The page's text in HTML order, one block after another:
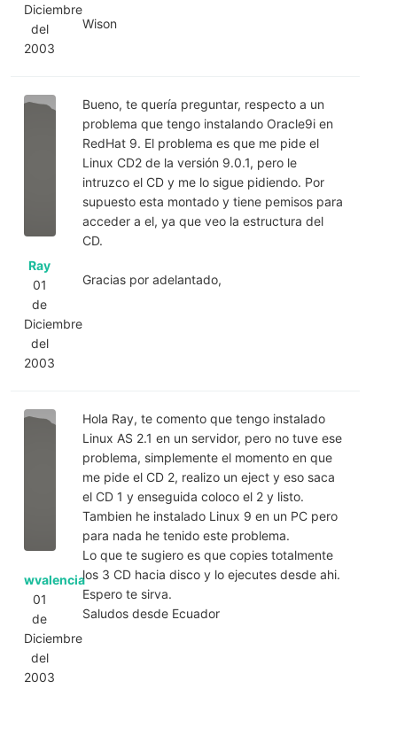
Diciembre
del
2003
Wison
Ray
01
de
Diciembre
del
2003
Bueno, te quería preguntar, respecto a un
problema que tengo instalando Oracle9i en
RedHat 9. El problema es que me pide el
Linux CD2 de la versión 9.0.1, pero le
intruzco el CD y me lo sigue pidiendo. Por
supuesto esta montado y tiene pemisos para
acceder a el, ya que veo la estructura del
CD.
Gracias por adelantado,
wvalencia
01
de
Diciembre
del
2003
Hola Ray, te comento que tengo instalado
Linux AS 2.1 en un servidor, pero no tuve ese
problema, simplemente el momento en que
me pide el CD 2, realizo un eject y eso saca
el CD 1 y enseguida coloco el 2 y listo.
Tambien he instalado Linux 9 en un PC pero
para nada he tenido este problema.
Lo que te sugiero es que copies totalmente
los 3 CD hacia disco y lo ejecutes desde ahi.
Espero te sirva.
Saludos desde Ecuador